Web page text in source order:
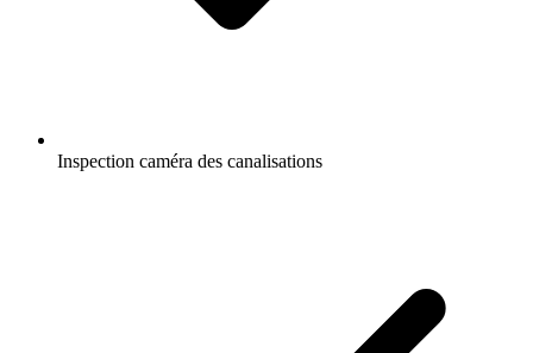
Inspection caméra des canalisations